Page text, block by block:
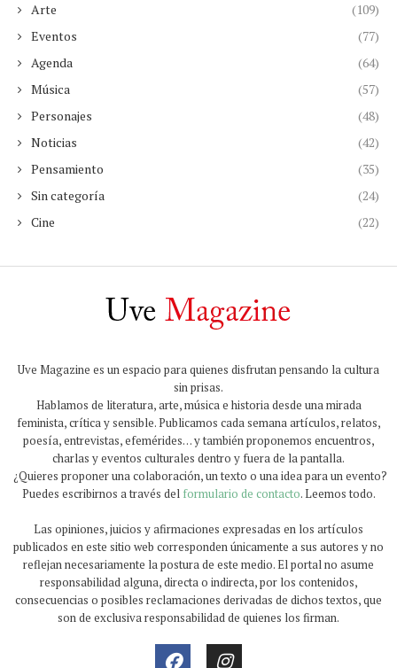
Arte
(109)
Eventos
(77)
Agenda
(64)
Música
(57)
Personajes
(48)
Noticias
(42)
Pensamiento
(35)
Sin categoría
(24)
Cine
(22)
Uve Magazine es un espacio para quienes disfrutan pensando la cultura
sin prisas.
Hablamos de literatura, arte, música e historia desde una mirada
feminista, crítica y sensible. Publicamos cada semana artículos, relatos,
poesía, entrevistas, efemérides… y también proponemos encuentros,
charlas y eventos culturales dentro y fuera de la pantalla.
¿Quieres proponer una colaboración, un texto o una idea para un evento?
Puedes escribirnos a través del formulario de contacto. Leemos todo.
Las opiniones, juicios y afirmaciones expresadas en los artículos
publicados en este sitio web corresponden únicamente a sus autores y no
reflejan necesariamente la postura de este medio. El portal no asume
responsabilidad alguna, directa o indirecta, por los contenidos,
consecuencias o posibles reclamaciones derivadas de dichos textos, que
son de exclusiva responsabilidad de quienes los firman.